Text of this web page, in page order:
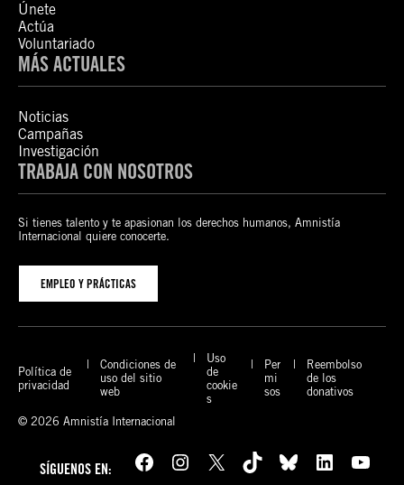
Únete
Actúa
Voluntariado
MÁS ACTUALES
Noticias
Campañas
Investigación
TRABAJA CON NOSOTROS
Si tienes talento y te apasionan los derechos humanos, Amnistía
Internacional quiere conocerte.
EMPLEO Y PRÁCTICAS
Política de
privacidad
Condiciones de
uso del sitio
web
Uso
de
cookie
s
Per
mi
sos
Reembolso
de los
donativos
© 2026 Amnistía Internacional
SÍGUENOS EN: Facebook Instagram X TikTok Bluesky LinkedIn YouTube